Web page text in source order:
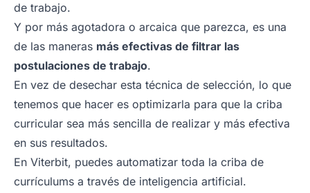
de trabajo.
Y por más agotadora o arcaica que parezca, es una
de las maneras más efectivas de filtrar las
postulaciones de trabajo.
En vez de desechar esta técnica de selección, lo que
tenemos que hacer es optimizarla para que la criba
curricular sea más sencilla de realizar y más efectiva
en sus resultados.
En Viterbit, puedes automatizar toda la criba de
currículums a través de inteligencia artificial.